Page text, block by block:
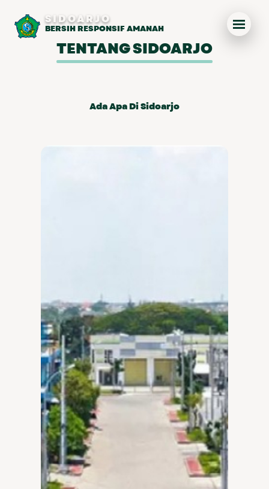
SIDOARJO
BERSIH RESPONSIF AMANAH
TENTANG SIDOARJO
Ada Apa Di Sidoarjo